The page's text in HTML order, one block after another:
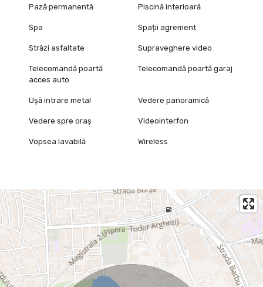
Pază permanentă Piscină interioară
Spa Spații agrement
Străzi asfaltate Supraveghere video
Telecomandă poartă
acces auto
Telecomandă poartă garaj
Ușă intrare metal Vedere panoramică
Vedere spre oraș Videointerfon
Vopsea lavabilă Wireless